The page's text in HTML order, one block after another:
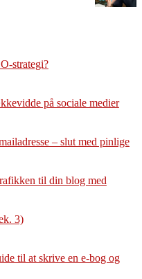
strategi?
på sociale medier
– slut med pinlige
til din blog med
3)
til at skrive en e-bog og